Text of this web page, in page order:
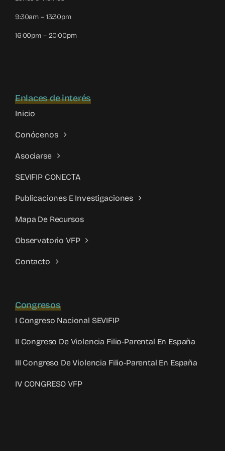
9:30am – 13:30pm
16:00pm – 20:00pm
Enlaces de interés
Inicio
Conócenos
Asociarse
SEVIFIP CONECTA
Publicaciones E Investigaciones
Mapa De Recursos
Observatorio VFP
Contacto
Congresos
I Congreso Nacional SEVIFIP
II Congreso De Violencia Filio-Parental En España
III Congreso De Violencia Filio-Parental En España
IV CONGRESO VFP